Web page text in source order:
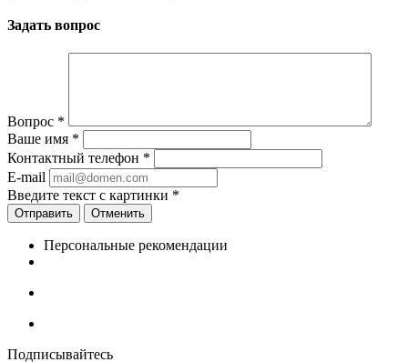
Задать вопрос
Вопрос *
Ваше имя *
Контактный телефон *
E-mail
Введите текст с картинки *
Отменить
Персональные рекомендации
Подписывайтесь